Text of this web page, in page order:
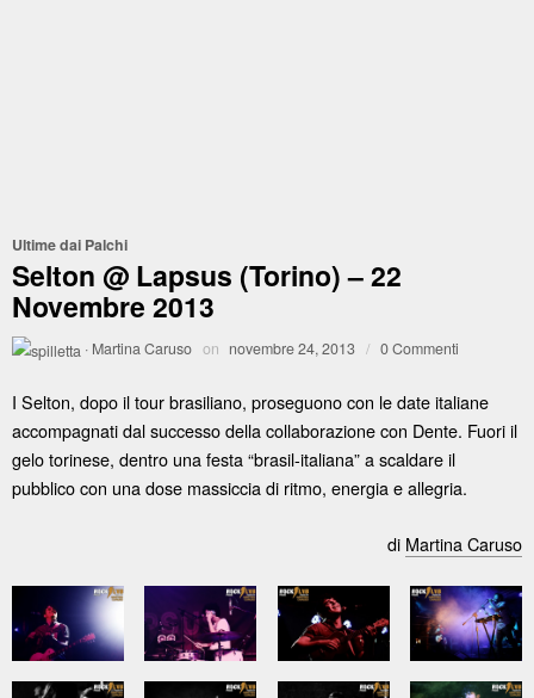
Ultime dai Palchi
Selton @ Lapsus (Torino) – 22
Novembre 2013
· Martina Caruso on novembre 24, 2013 / 0 Commenti
I Selton, dopo il tour brasiliano, proseguono con le date italiane
accompagnati dal successo della collaborazione con Dente. Fuori il
gelo torinese, dentro una festa “brasil-italiana” a scaldare il
pubblico con una dose massiccia di ritmo, energia e allegria.
di Martina Caruso